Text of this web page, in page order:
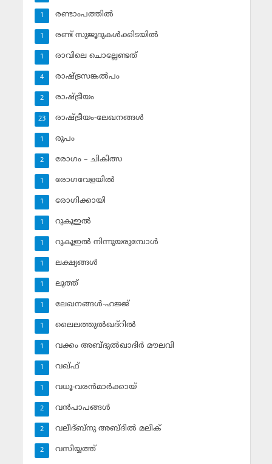
രണ്ടാംപത്തില്‍
1
രണ്ട് സുജൂദുകള്‍ക്കിടയില്‍
1
രാവിലെ ചൊല്ലേണ്ടത്
1
രാഷ്ട്രസങ്കല്‍പം
4
രാഷ്ട്രീയം
2
രാഷ്ട്രീയം-ലേഖനങ്ങള്‍
23
രൂപം
1
രോഗം – ചികിത്സ
2
രോഗവേളയില്‍
1
രോഗിക്കായി
1
റുകൂഇല്‍
1
റുകൂഇല്‍ നിന്നുയരുമ്പോള്‍
1
ലക്ഷ്യങ്ങള്‍
1
ലൂത്ത്‌
1
ലേഖനങ്ങള്‍-ഹജ്ജ്‌
1
ലൈലത്തുല്‍ഖദ്‌റില്‍
1
വക്കം അബ്ദുല്‍ഖാദിര്‍ മൗലവി
1
വഖ്ഫ്
1
വധൂ-വരന്‍മാര്‍ക്കായ്
1
വന്‍പാപങ്ങള്‍
2
വലീദ്ബ്‌നു അബ്ദില്‍ മലിക്‌
2
വസിയ്യത്ത്‌
2